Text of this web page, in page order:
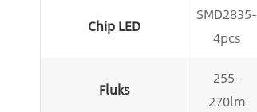
Chip LED
SMD2835-
4pcs
Fluks
255-
270lm